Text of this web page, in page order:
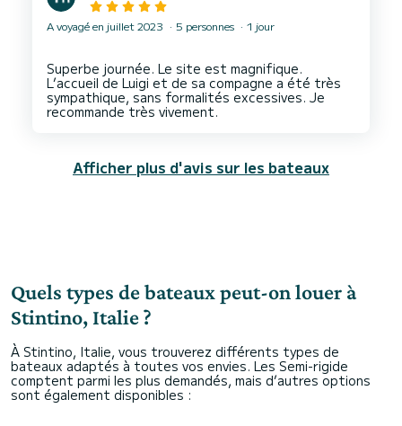
A voyagé en juillet 2023 5 personnes 1 jour
Superbe journée. Le site est magnifique.
L’accueil de Luigi et de sa compagne a été très
sympathique, sans formalités excessives. Je
Afficher plus d'avis sur les bateaux
Quels types de bateaux peut-on louer à
Stintino, Italie ?
À Stintino, Italie, vous trouverez différents types de
bateaux adaptés à toutes vos envies. Les Semi-rigide
comptent parmi les plus demandés, mais d’autres options
sont également disponibles :